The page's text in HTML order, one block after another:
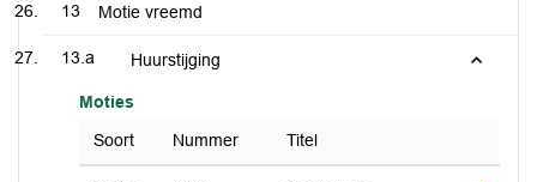
13 Motie vreemd
13.a Huurstijging
Moties
Soort
Nummer Titel